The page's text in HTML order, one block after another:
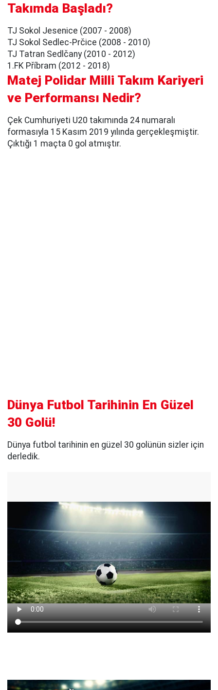
Takımda Başladı?
TJ Sokol Jesenice (2007 - 2008)
TJ Sokol Sedlec-Prčice (2008 - 2010)
TJ Tatran Sedlčany (2010 - 2012)
1.FK Příbram (2012 - 2018)
Matej Polidar Milli Takım Kariyeri
ve Performansı Nedir?
Çek Cumhuriyeti U20 takımında 24 numaralı
formasıyla 15 Kasım 2019 yılında gerçekleşmiştir.
Çıktığı 1 maçta 0 gol atmıştır.
Dünya Futbol Tarihinin En Güzel
30 Golü!
Dünya futbol tarihinin en güzel 30 golünün sizler için
derledik.